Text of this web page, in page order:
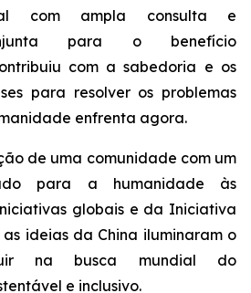
com ampla consulta e
para o benefício
com a sabedoria e os
para resolver os problemas
enfrenta agora.
de uma comunidade com um
para a humanidade às
globais e da Iniciativa
ideias da China iluminaram o
na busca mundial do
e inclusivo.